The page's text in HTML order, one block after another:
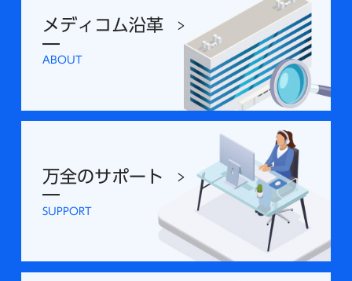
メディコム沿革
ABOUT
万全のサポート
SUPPORT